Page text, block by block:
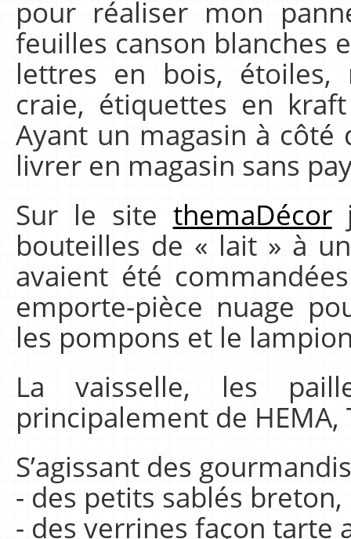
pour réaliser mon
feuilles canson blanches
lettres en bois, étoiles,
craie, étiquettes en
Ayant un magasin à côté
livrer en magasin sans
Sur le site themaDécor
bouteilles de « lait » à
avaient été
emporte-pièce nuage
les pompons et le
La vaisselle, les
principalement de HEMA,
S’agissant des
- des petits sablés breton,
- des verrines façon tarte